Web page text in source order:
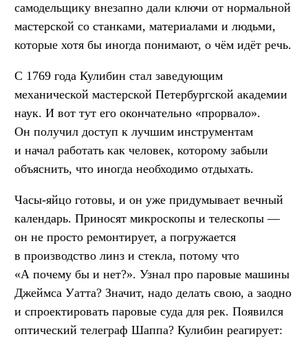
самодельщику внезапно дали ключи от нормальной
мастерской со станками, материалами и людьми,
которые хотя бы иногда понимают, о чём идёт речь.
С 1769 года Кулибин стал заведующим
механической мастерской Петербургской академии
наук. И вот тут его окончательно «прорвало».
Он получил доступ к лучшим инструментам
и начал работать как человек, которому забыли
объяснить, что иногда необходимо отдыхать.
Часы-яйцо готовы, и он уже придумывает вечный
календарь. Приносят микроскопы и телескопы —
он не просто ремонтирует, а погружается
в производство линз и стекла, потому что
«А почему бы и нет?». Узнал про паровые машины
Джеймса Уатта? Значит, надо делать свою, а заодно
и спроектировать паровые суда для рек. Появился
оптический телеграф Шаппа? Кулибин реагирует: